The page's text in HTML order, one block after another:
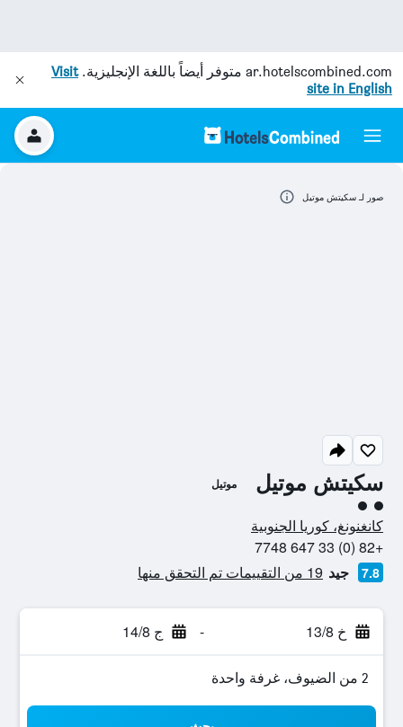
ar.hotelscombined.com متوفر أيضاً باللغة الإنجليزية.Visit
site in English
سكيتش موتيل موتيل
تقييم فئة 2
كانغنونغ، كوريا الجنوبية
+82 (0) 33 647 7748
7.8 جيد 19 من التقييمات تم التحقق منها
خ 13/8 - ج 14/8
2 من الضيوف، غرفة واحدة
صور لـ سكيتش موتيل